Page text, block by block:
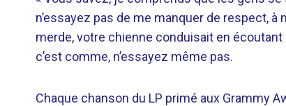
n’essayez pas de me manquer de respect,
merde, votre chienne conduisait en écoutant
c’est comme, n’essayez même pas.
Chaque chanson du LP primé aux Grammy